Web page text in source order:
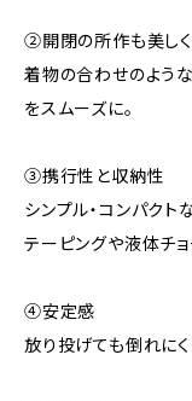
②開閉の所作も美しく
着物の合わせのよう
をスムーズに。
③携行性と収納性
シンプル・コンパクト
テーピングや液体チョ
④安定感
放り投げても倒れにく